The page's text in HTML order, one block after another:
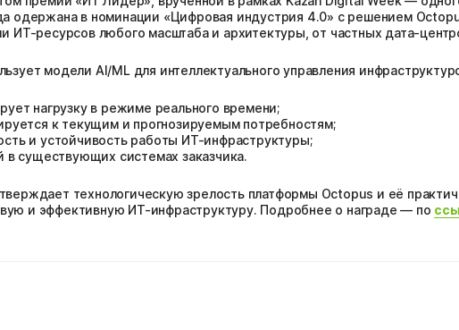
одержана в номинации «Цифровая индустрия 4.0» с решением
ИТ-ресурсов любого масштаба и архитектуры, от частных дата-
модели AI/ML для интеллектуального управления
нагрузку в режиме реального времени;
к текущим и прогнозируемым потребностям;
и устойчивость работы ИТ-инфраструктуры;
в существующих системах заказчика.
технологическую зрелость платформы Octopus и её
и эффективную ИТ-инфраструктуру. Подробнее о награде — по